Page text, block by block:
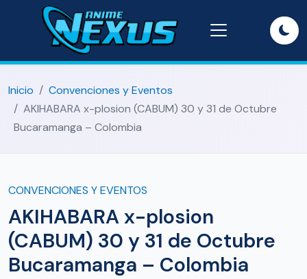
Inicio
Convenciones y Eventos
AKIHABARA x-plosion (CABUM) 30 y 31 de Octubre
Bucaramanga – Colombia
CONVENCIONES Y EVENTOS
AKIHABARA x-plosion
(CABUM) 30 y 31 de Octubre
Bucaramanga – Colombia